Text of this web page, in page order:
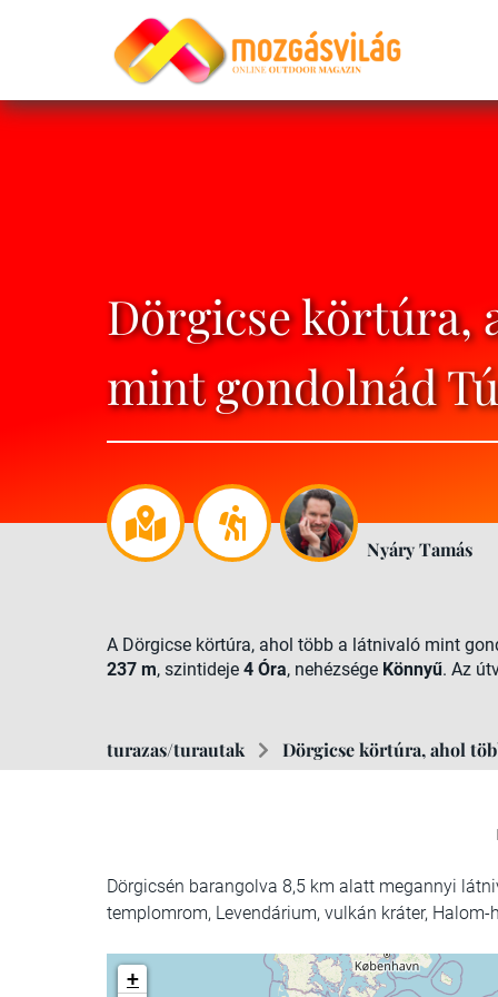
Dörgicse körtúra,
mint gondolnád
Nyáry Tamás
A Dörgicse körtúra, ahol több a látnivaló mint
237 m, szintideje 4 Óra, nehézsége Könnyű. Az
turazas/turautak Dörgicse körtúra, ahol
Dörgicsén barangolva 8,5 km alatt megannyi
templomrom, Levendárium, vulkán kráter,
+